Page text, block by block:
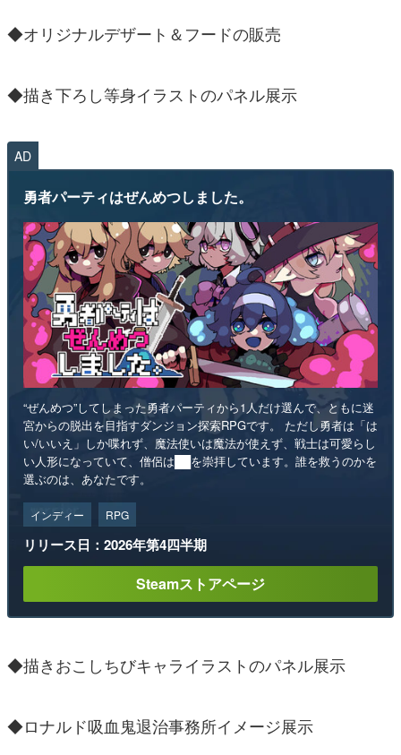
◆オリジナルデザート＆フードの販売
◆描き下ろし等身イラストのパネル展示
AD
勇者パーティはぜんめつしました。
“ぜんめつ”してしまった勇者パーティから1人だけ選んで、ともに迷
宮からの脱出を目指すダンジョン探索RPGです。 ただし勇者は「は
い/いいえ」しか喋れず、魔法使いは魔法が使えず、戦士は可愛らし
い人形になっていて、僧侶は██を崇拝しています。誰を救うのかを
選ぶのは、あなたです。
インディー RPG
リリース日：2026年第4四半期
Steamストアページ
◆描きおこしちびキャライラストのパネル展示
◆ロナルド吸血鬼退治事務所イメージ展示